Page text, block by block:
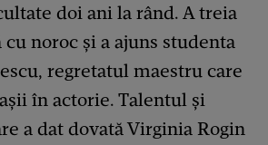
doi ani la rând. A treia
cu noroc și a ajuns studenta
regretatul maestru care
în actorie. Talentul și
a dat dovată Virginia Rogin